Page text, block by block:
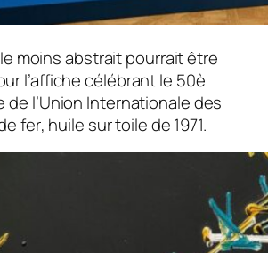
moins abstrait pourrait être
l’affiche célébrant le 50è
de l’Union Internationale des
fer, huile sur toile de 1971.